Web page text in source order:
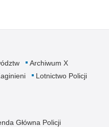
Archiwum X
Lotnictwo Policji
Główna Policji